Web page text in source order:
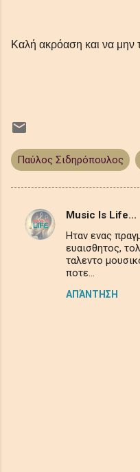
Καλή ακρόαση και να μην
Παύλος Σιδηρόπουλος
Σ
Music Is Life...
Ηταν ενας
ευαισθητος,
ταλεντο
ποτε...
ΑΠΆΝΤΗΣΗ